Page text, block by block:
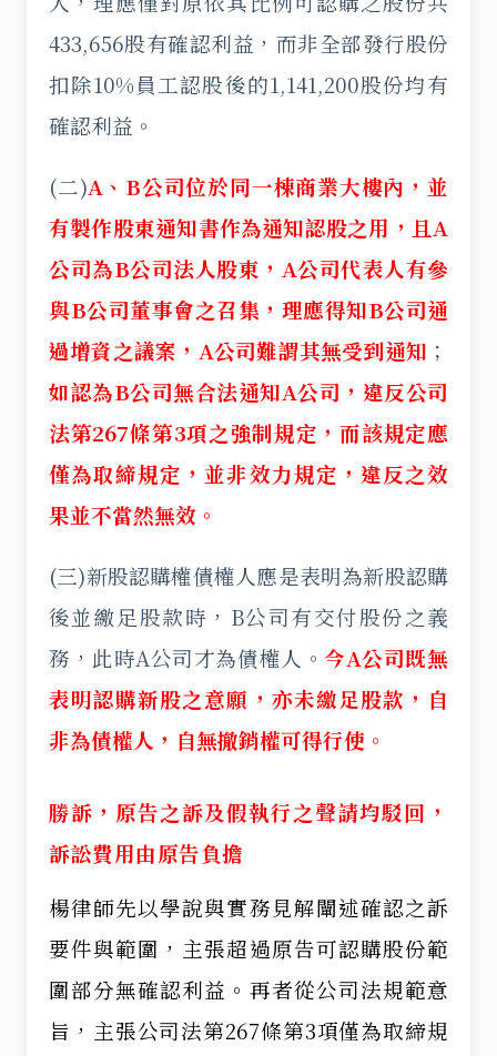
433,656股有確認利益，而非全部發行股份
扣除10%員工認股後的1,141,200股份均有
確認利益。
(二)A、B公司位於同一棟商業大樓內，並
有製作股東通知書作為通知認股之用，且A
公司為B公司法人股東，A公司代表人有參
與B公司董事會之召集，理應得知B公司通
過增資之議案，A公司難謂其無受到通知 ；
如認為B公司無合法通知A公司，違反公司
法第267條第3項之強制規定，而該規定應
僅為取締規定，並非效力規定，違反之效
果並不當然無效。
(三)新股認購權債權人應是表明為新股認購
後並繳足股款時，B公司有交付股份之義
務，此時A公司才為債權人。今A公司既無
表明認購新股之意願，亦未繳足股款，自
非為債權人，自無撤銷權可得行使。
勝訴，原告之訴及假執行之聲請均駁回，
訴訟費用由原告負擔
楊律師先以學說與實務見解闡述確認之訴
要件與範圍，主張超過原告可認購股份範
圍部分無確認利益。再者從公司法規範意
旨，主張公司法第267條第3項僅為取締規